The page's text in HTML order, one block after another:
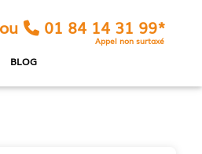
BLOG
01 84 14 31 99*
Appel non surtaxé